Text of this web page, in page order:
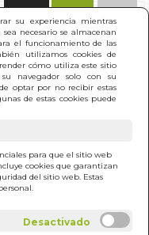
su experiencia mientras
necesario se almacenan
el funcionamiento de las
utilizamos cookies de
cómo utiliza este sitio
navegador solo con su
optar por no recibir estas
de estas cookies puede
para que el sitio web
cookies que garantizan
del sitio web. Estas